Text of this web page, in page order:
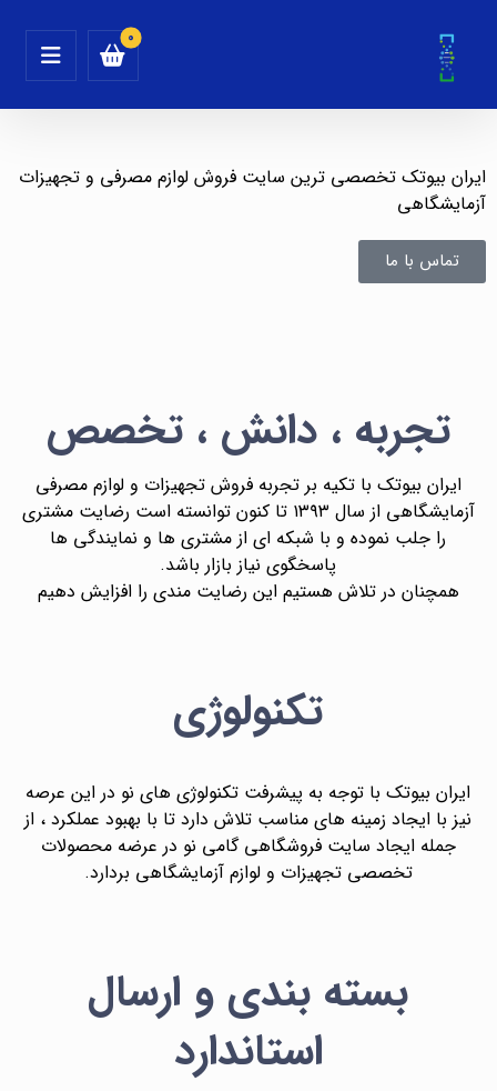
ایران بیوتک تخصصی ترین سایت فروش لوازم مصرفی و تجهیزات
آزمایشگاهی
تماس با ما
تجربه ، دانش ، تخصص
ایران بیوتک با تکیه بر تجربه فروش تجهیزات و لوازم مصرفی
آزمایشگاهی از سال ۱۳۹۳ تا کنون توانسته است رضایت مشتری
را جلب نموده و با شبکه ای از مشتری ها و نمایندگی ها
پاسخگوی نیاز بازار باشد.
همچنان در تلاش هستیم این رضایت مندی را افزایش دهیم
تکنولوژی
ایران بیوتک با توجه به پیشرفت تکنولوژی های نو در این عرصه
نیز با ایجاد زمینه های مناسب تلاش دارد تا با بهبود عملکرد ، از
جمله ایجاد سایت فروشگاهی گامی نو در عرضه محصولات
تخصصی تجهیزات و لوازم آزمایشگاهی بردارد.
بسته بندی و ارسال
استاندارد